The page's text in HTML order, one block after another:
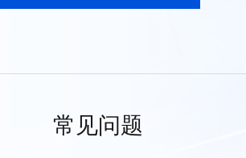
常见问题